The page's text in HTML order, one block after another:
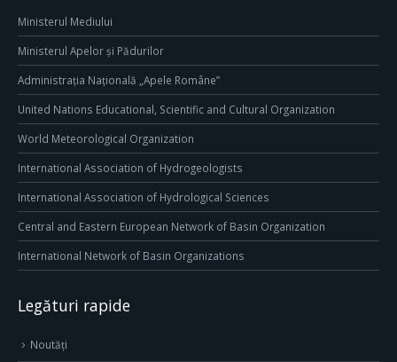
Ministerul Mediului
Ministerul Apelor și Pădurilor
Administrația Națională „Apele Române”
United Nations Educational, Scientific and Cultural Organization
World Meteorological Organization
International Association of Hydrogeologists
International Association of Hydrological Sciences
Central and Eastern European Network of Basin Organization
International Network of Basin Organizations
Legături rapide
Noutăți